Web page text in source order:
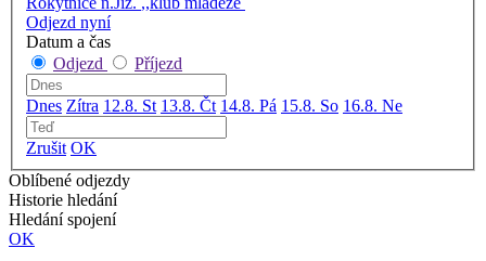
Odjezd nyní
Datum a čas
Odjezd
Příjezd
Dnes Zítra 12.8. St 13.8. Čt 14.8. Pá 15.8. So 16.8. Ne
Zrušit OK
Oblíbené odjezdy
Historie hledání
Hledání spojení
OK